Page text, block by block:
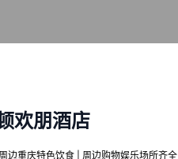
欢朋酒店
边重庆特色饮食 | 周边购物娱乐场所齐全